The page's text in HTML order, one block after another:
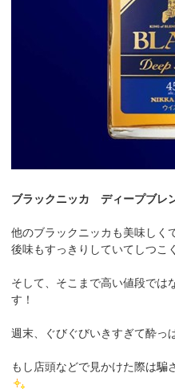
ブラックニッカ ディープブレ
他のブラックニッカも美味しく
後味もすっきりしていてしつこ
そして、そこまで高い値段では
す！
週末、ぐびぐびいきすぎて酔っ
もし店頭などで見かけた際は騙